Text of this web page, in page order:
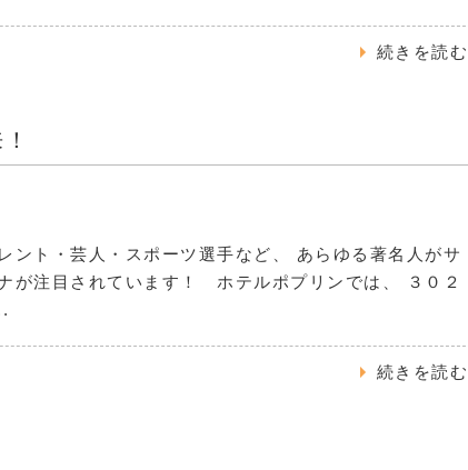
続きを読む
ント・芸人・スポーツ選手など、 あらゆる著名人がサ
が注目されています！ ホテルポプリンでは、 ３０２
続きを読む